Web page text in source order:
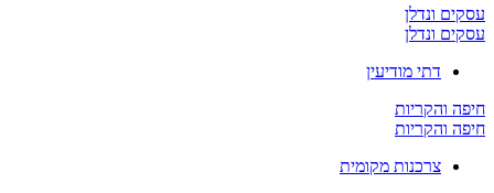
ונדלן
ונדלן
דתי מודיעין
צרכנות מקומית